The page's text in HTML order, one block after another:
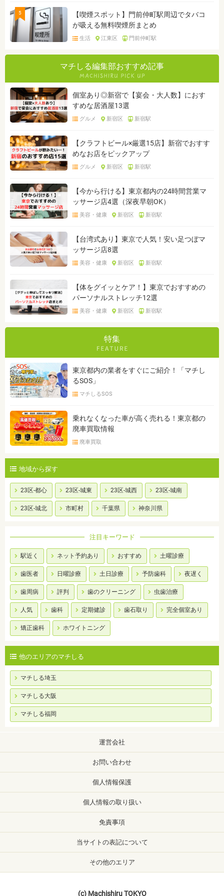
5
【喫煙スポット】門前仲町駅周辺でタバコ
が吸える無料喫煙所まとめ
生活 江東区 門前仲町駅
マチしる編集部おすすめ記事
個室あり◎新宿で【宴会・大人数】におす
すめな居酒屋13選
グルメ 新宿区 新宿駅
【クラフトビール×厳選15店】新宿でおすす
めなお店をピックアップ
グルメ 新宿区 新宿駅
【今から行ける】東京都内の24時間営業マ
ッサージ店4選（深夜早朝OK）
美容・健康 新宿区 新宿駅
【台湾式あり】東京で人気！安い足つぼマ
ッサージ店8選
美容・健康 新宿区 新宿駅
【体をグイッとケア！】東京でおすすめの
パーソナルストレッチ12選
美容・健康 新宿区 新宿駅
特集
東京都内の業者をすぐにご紹介！「マチし
るSOS」
マチしるSOS
乗れなくなった車が高く売れる！東京都の
廃車買取情報
廃車買取
地域から探す
23区-都心 23区-城東 23区-城西 23区-城南
23区-城北 市町村 千葉県 神奈川県
注目キーワード
駅近く ネット予約あり おすすめ 土曜診療
歯医者 日曜診療 土日診療 予防歯科 夜遅く
歯周病 評判 歯のクリーニング 虫歯治療
人気 歯科 定期健診 歯石取り 完全個室あり
矯正歯科 ホワイトニング
他のエリアのマチしる
マチしる埼玉
マチしる大阪
マチしる福岡
運営会社
お問い合わせ
個人情報保護
個人情報の取り扱い
免責事項
当サイトの表記について
その他のエリア
(c) Machishiru TOKYO